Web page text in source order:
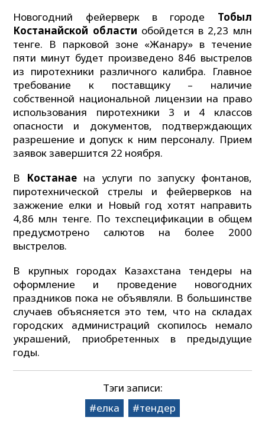
Новогодний фейерверк в городе Тобыл
Костанайской области обойдется в 2,23 млн
тенге. В парковой зоне «Жанару» в течение
пяти минут будет произведено 846 выстрелов
из пиротехники различного калибра. Главное
требование к поставщику – наличие
собственной национальной лицензии на право
использования пиротехники 3 и 4 классов
опасности и документов, подтверждающих
разрешение и допуск к ним персоналу. Прием
заявок завершится 22 ноября.
В Костанае на услуги по запуску фонтанов,
пиротехнической стрелы и фейерверков на
зажжение елки и Новый год хотят направить
4,86 млн тенге. По техспецификации в общем
предусмотрено салютов на более 2000
выстрелов.
В крупных городах Казахстана тендеры на
оформление и проведение новогодних
праздников пока не объявляли. В большинстве
случаев объясняется это тем, что на складах
городских администраций скопилось немало
украшений, приобретенных в предыдущие
годы.
Тэги записи:
елка
тендер